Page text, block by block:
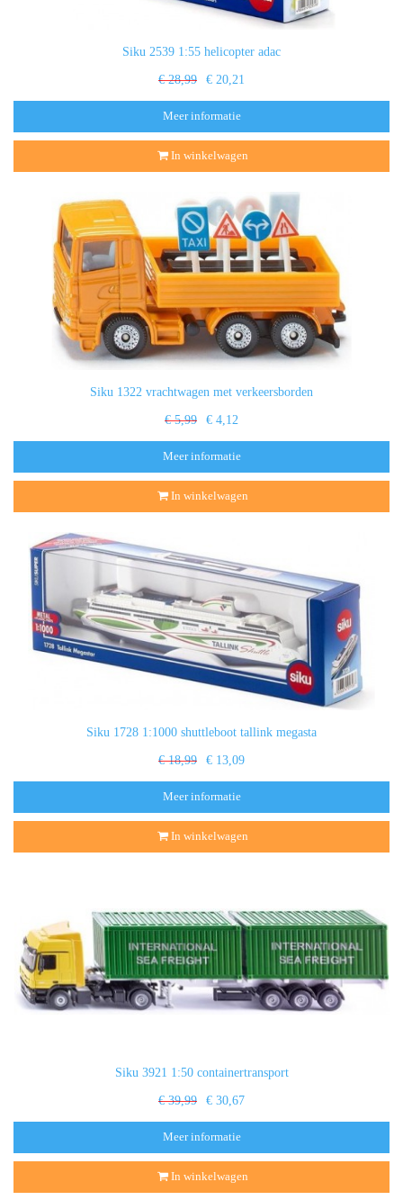
Siku 2539 1:55 helicopter adac
€ 28,99 € 20,21
Meer informatie
In winkelwagen
Siku 1322 vrachtwagen met verkeersborden
€ 5,99 € 4,12
Meer informatie
In winkelwagen
Siku 1728 1:1000 shuttleboot tallink megasta
€ 18,99 € 13,09
Meer informatie
In winkelwagen
Siku 3921 1:50 containertransport
€ 39,99 € 30,67
Meer informatie
In winkelwagen